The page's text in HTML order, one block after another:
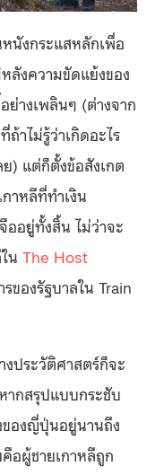
นังกระแสหลักเพื่อ
งความขัดแย้งของ
ย่างเพลินๆ (ต่างจาก
ที่ถ้าไม่รู้ว่าเกิดอะไร
ย) แต่ก็ตั้งข้อสังเกต
าหลีที่ทำเงิน
ออยู่ทั้งสิ้น ไม่ว่าจะ
น The Host
ของรัฐบาลใน Train
ประวัติศาสตร์ก็จะ
ากสรุปแบบกระชับ
ของญี่ปุ่นอยู่นานถึง
อผู้ชายเกาหลีถูก